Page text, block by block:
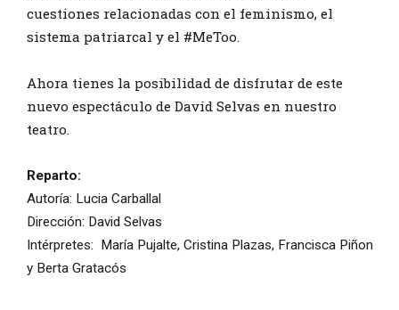
cuestiones relacionadas con el feminismo, el
sistema patriarcal y el #MeToo.
Ahora tienes la posibilidad de disfrutar de este
nuevo espectáculo de David Selvas en nuestro
teatro.
Reparto:
Autoría: Lucia Carballal
Dirección: David Selvas
Intérpretes: María Pujalte, Cristina Plazas, Francisca Piñon
y Berta Gratacós